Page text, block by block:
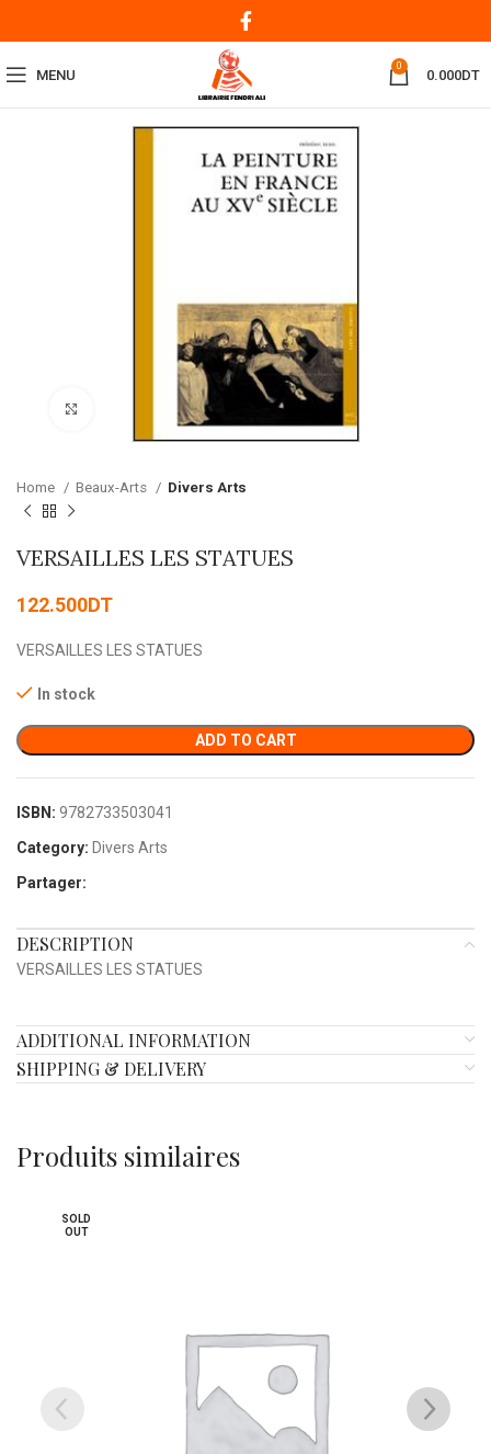
MENU
0
0.000DT
Click to enlarge
Home Beaux-Arts Divers Arts
VERSAILLES LES STATUES
122.500DT
VERSAILLES LES STATUES
In stock
ADD TO CART
ISBN: 9782733503041
Category: Divers Arts
Partager:
DESCRIPTION
VERSAILLES LES STATUES
ADDITIONAL INFORMATION
SHIPPING & DELIVERY
Produits similaires
SOLD
OUT